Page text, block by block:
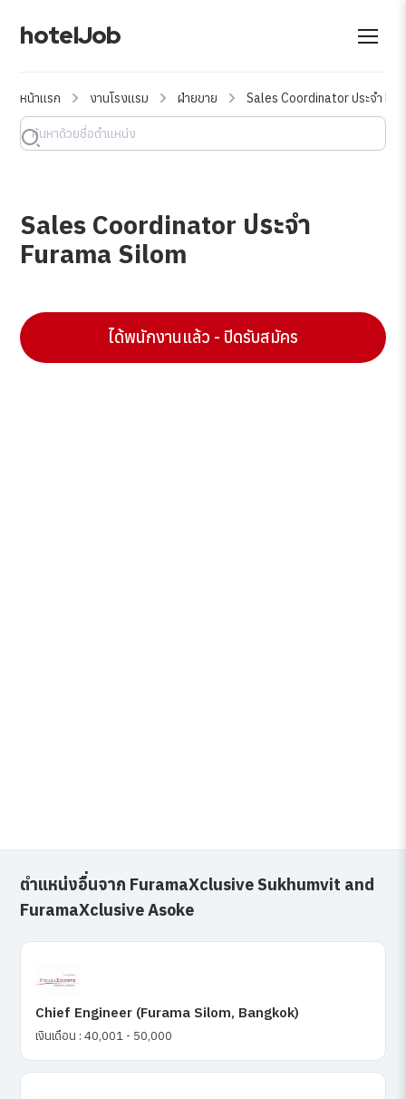
hotelJob
หน้าแรก งานโรงแรม ฝ่ายขาย Sales Coordinator ประจำ
Sales Coordinator ประจำ
Furama Silom
ได้พนักงานแล้ว - ปิดรับสมัคร
ตำแหน่งอื่นจาก FuramaXclusive Sukhumvit and
FuramaXclusive Asoke
Chief Engineer (Furama Silom, Bangkok)
เงินเดือน : 40,001 - 50,000